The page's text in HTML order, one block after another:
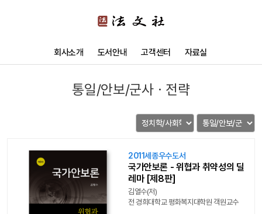
회사소개 도서안내 고객센터 자료실
통일/안보/군사ㆍ전략
2011세종우수도서
국가안보론 - 위협과 취약성의 딜
레마 [제8판]
김열수(저)
전 경희대학교 평화복지대학원 객원교수